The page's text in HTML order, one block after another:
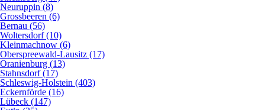
Neuruppin (8)
Grossbeeren (6)
Bernau (56)
Woltersdorf (10)
Kleinmachnow (6)
Oberspreewald-Lausitz (17)
Oranienburg (13)
Stahnsdorf (17)
Schleswig-Holstein (403)
Eckernförde (16)
Lübeck (147)